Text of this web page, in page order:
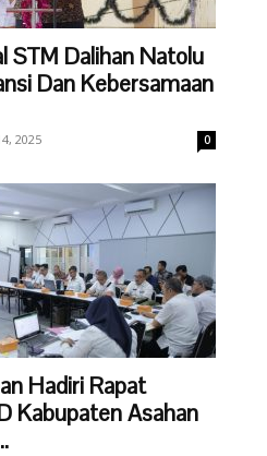
STM Dalihan Natolu
Dan Kebersamaan
2025 0
Hadiri Rapat
Kabupaten Asahan